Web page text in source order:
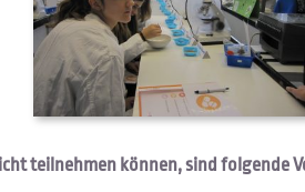
teilnehmen können, sind